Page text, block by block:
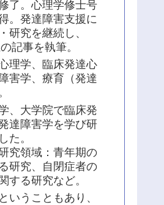
了。心理学修士号
。発達障害支援に
研究を継続し、
記事を執筆。
理学、臨床発達心
害学、療育（発達
、大学院で臨床発
達障害学を学び研
た。
究領域：青年期の
研究、自閉症者の
する研究など。
いうこともあり、